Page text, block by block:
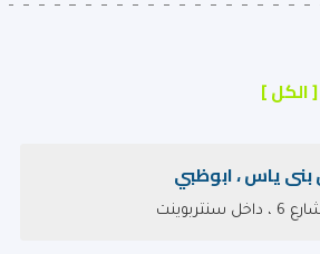
[ الكل ]
ياس ، ابوظبي